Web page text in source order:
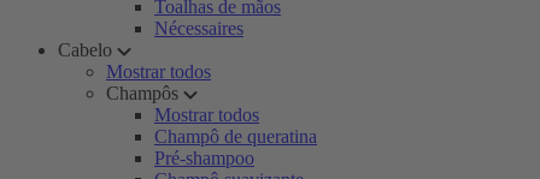
Toalhas de mãos
Nécessaires
Cabelo
Mostrar todos
Champôs
Mostrar todos
Champô de queratina
Pré-shampoo